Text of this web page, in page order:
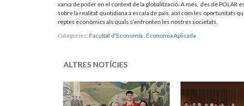
xarxa de poder en el context de la globalització. A més, des de
sobre la realitat quotidiana a escala de país, així com les oportunitats
reptes econòmics als quals s’enfronten les nostres societats.
Categories: Facultat d'Economia , Economia Aplicada
ALTRES NOTÍCIES